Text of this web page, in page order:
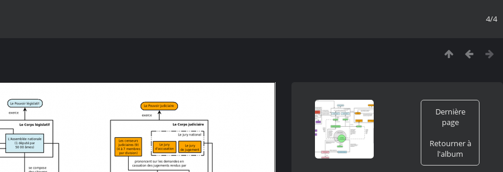
4/4
Dernière
page
Retourner à
l'album